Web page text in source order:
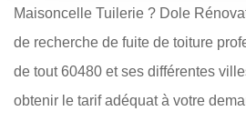
Maisoncelle Tuilerie ? Dole
de recherche de fuite de toiture
de tout 60480 et ses différentes
obtenir le tarif adéquat à votre